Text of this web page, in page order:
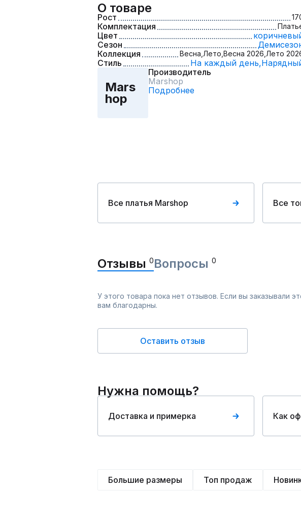
О товаре
Рост
Комплектация
Цвет
Сезон
Коллекция
Весна, Лето, Весна 2026, Лето
Стиль На каждый день,
Mars
hop
Производитель
Marshop
Подробнее
Все платья Marshop Все
Отзывы 0Вопросы 0
У этого товара пока нет отзывов. Если вы заказывали
вам благодарны.
Оставить отзыв
Нужна помощь?
Доставка и примерка Как
Большие размеры Топ продаж